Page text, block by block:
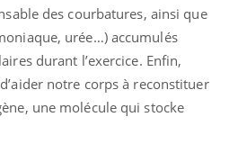
des courbatures, ainsi que
urée…) accumulés
durant l’exercice. Enfin,
notre corps à reconstituer
une molécule qui stocke